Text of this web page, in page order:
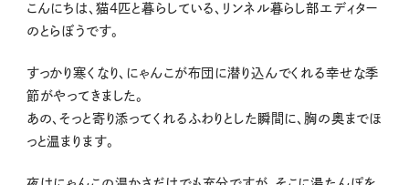
こんにちは、猫4匹と暮らしている、リンネル暮らし部エディター
のとらぼうです。
すっかり寒くなり、にゃんこが布団に潜り込んでくれる幸せな季
節がやってきました。
あの、そっと寄り添ってくれるふわりとした瞬間に、胸の奥までほ
っと温まります。